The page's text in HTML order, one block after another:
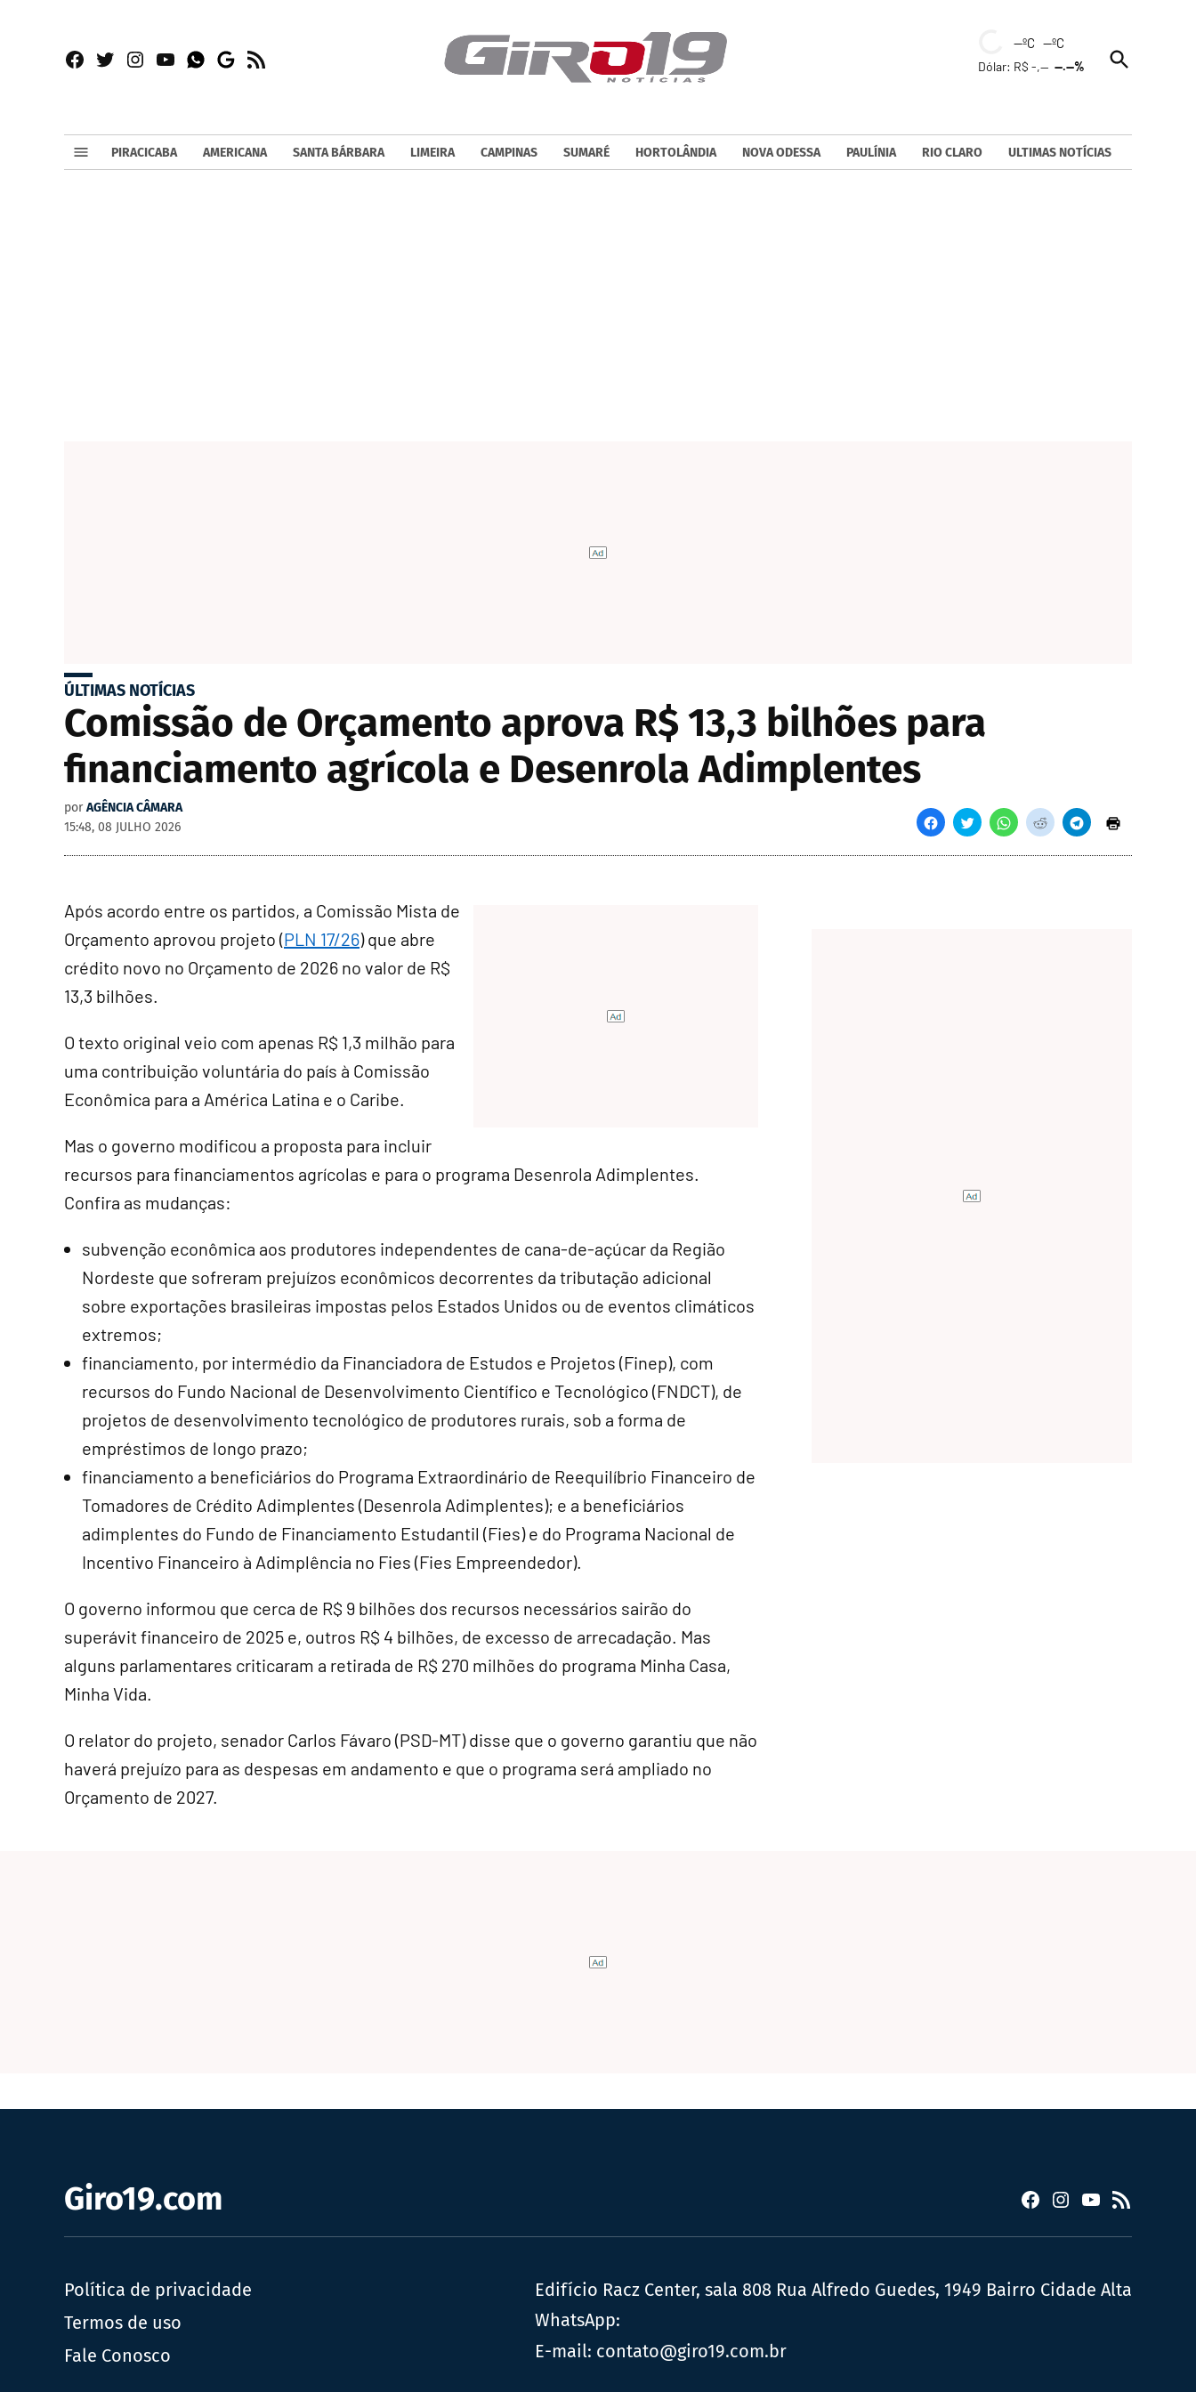
Facebook
TwitterInstagram
YouTubeWhatsapp
Google
RSS
--ºC --ºC
Dólar: R$ -,----.--%
Open
Search
PIRACICABA AMERICANA SANTA BÁRBARA LIMEIRA CAMPINAS SUMARÉ HORTOLÂNDIA NOVA ODESSA PAULÍNIA RIO CLARO ULTIMAS NOTÍCIAS
ÚLTIMAS NOTÍCIAS
Comissão de Orçamento aprova R$ 13,3 bilhões para
financiamento agrícola e Desenrola Adimplentes
por AGÊNCIA CÂMARA
15:48, 08 JULHO 2026
Após acordo entre os partidos, a Comissão Mista de
Orçamento aprovou projeto (PLN 17/26) que abre
crédito novo no Orçamento de 2026 no valor de R$
13,3 bilhões.
O texto original veio com apenas R$ 1,3 milhão para
uma contribuição voluntária do país à Comissão
Econômica para a América Latina e o Caribe.
Mas o governo modificou a proposta para incluir
recursos para financiamentos agrícolas e para o programa Desenrola Adimplentes.
Confira as mudanças:
subvenção econômica aos produtores independentes de cana-de-açúcar da Região
Nordeste que sofreram prejuízos econômicos decorrentes da tributação adicional
sobre exportações brasileiras impostas pelos Estados Unidos ou de eventos climáticos
extremos;
financiamento, por intermédio da Financiadora de Estudos e Projetos (Finep), com
recursos do Fundo Nacional de Desenvolvimento Científico e Tecnológico (FNDCT), de
projetos de desenvolvimento tecnológico de produtores rurais, sob a forma de
empréstimos de longo prazo;
financiamento a beneficiários do Programa Extraordinário de Reequilíbrio Financeiro de
Tomadores de Crédito Adimplentes (Desenrola Adimplentes); e a beneficiários
adimplentes do Fundo de Financiamento Estudantil (Fies) e do Programa Nacional de
Incentivo Financeiro à Adimplência no Fies (Fies Empreendedor).
O governo informou que cerca de R$ 9 bilhões dos recursos necessários sairão do
superávit financeiro de 2025 e, outros R$ 4 bilhões, de excesso de arrecadação. Mas
alguns parlamentares criticaram a retirada de R$ 270 milhões do programa Minha Casa,
Minha Vida.
O relator do projeto, senador Carlos Fávaro (PSD-MT) disse que o governo garantiu que não
haverá prejuízo para as despesas em andamento e que o programa será ampliado no
Orçamento de 2027.
Giro19.com Facebook
Instagram
YouTube
RSS
Política de privacidade
Termos de uso
Fale Conosco
Edifício Racz Center, sala 808 Rua Alfredo Guedes, 1949 Bairro Cidade Alta
WhatsApp:
E-mail: contato@giro19.com.br